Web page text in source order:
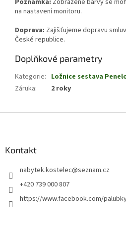
Poznámka: Zobrazené barvy se
na nastavení monitoru.
Doprava: Zajišťujeme dopravu
České republice.
Doplňkové parametry
Kategorie: Ložnice sestava
Záruka: 2 roky
Kontakt
nabytek.kostelec@seznam.cz
+420 739 000 807
https://www.facebook.com/